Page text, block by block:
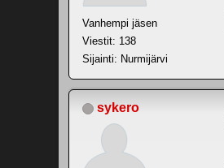
Vanhempi jäsen
Viestit: 138
Sijainti: Nurmijärvi
sykero